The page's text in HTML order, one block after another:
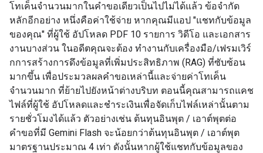
โทเค็นจำนวนมากในคำขอเดียวเป็นไปไม่ได้แล้ว ข้อจำกัด
หลักอีกอย่าง หนึ่งคือค่าใช้จ่าย หากคุณมีแอป "แชทกับข้อมูล
ของคุณ" ที่ผู้ใช้ อัปโหลด PDF 10 รายการ วิดีโอ และเอกสาร
งานบางส่วน ในอดีตคุณจะต้อง ทำงานกับเครื่องมือ/เฟรมเวิร์
กการสร้างการดึงข้อมูลที่เพิ่มประสิทธิภาพ (RAG) ที่ซับซ้อน
มากขึ้น เพื่อประมวลผลคำขอเหล่านี้และจ่ายค่าโทเค็น
จำนวนมาก ที่ย้ายไปยังหน้าต่างบริบท ตอนนี้คุณสามารถแคช
ไฟล์ที่ผู้ใช้ อัปโหลดและชำระเงินเพื่อจัดเก็บไฟล์เหล่านั้นตาม
รายชั่วโมงได้แล้ว ตัวอย่างเช่น ต้นทุนอินพุต / เอาต์พุตต่อ
คำขอที่มี Gemini Flash จะน้อยกว่าต้นทุนอินพุต / เอาต์พุต
มาตรฐานประมาณ 4 เท่า ดังนั้นหากผู้ใช้แชทกับข้อมูลของ